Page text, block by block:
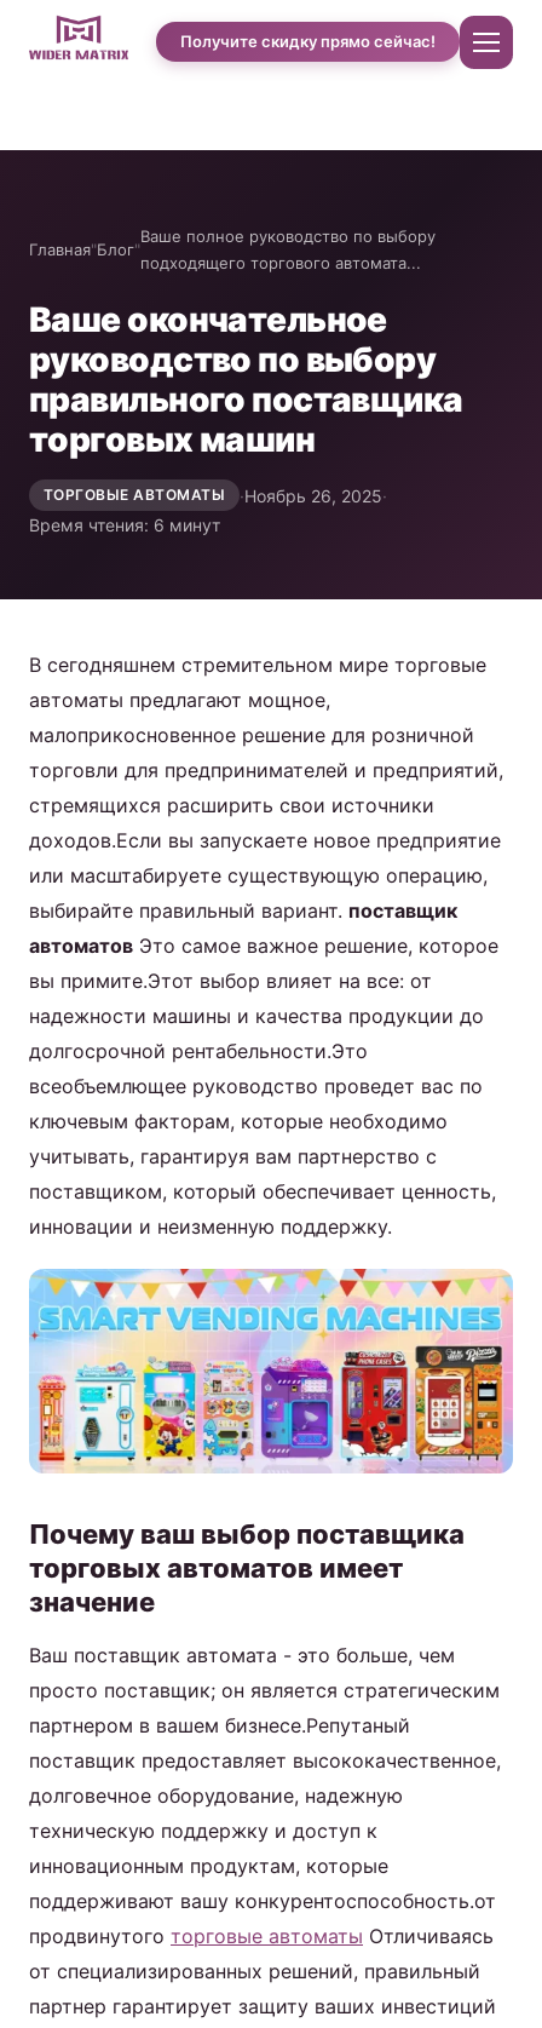
Главная
Магазин
Case studies of Cotton Candy
Автомат по продаже чехлов для телефонов
Машина для приготовления протеиновых
Свяжитесь с нами
Russian
English
Spanish
Arabic
Получите скидку прямо сейчас!
Главная"Блог"
Ваше полное руководство по выбору
подходящего торгового автомата...
Ваше окончательное
руководство по выбору
правильного поставщика
торговых машин
ТОРГОВЫЕ АВТОМАТЫ ·Ноябрь 26, 2025·
Время чтения: 6 минут
В сегодняшнем стремительном мире торговые
автоматы предлагают мощное,
малоприкосновенное решение для розничной
торговли для предпринимателей и предприятий,
стремящихся расширить свои источники
доходов.Если вы запускаете новое предприятие
или масштабируете существующую операцию,
выбирайте правильный вариант. поставщик
автоматов Это самое важное решение, которое
вы примите.Этот выбор влияет на все: от
надежности машины и качества продукции до
долгосрочной рентабельности.Это
всеобъемлющее руководство проведет вас по
ключевым факторам, которые необходимо
учитывать, гарантируя вам партнерство с
поставщиком, который обеспечивает ценность,
инновации и неизменную поддержку.
Почему ваш выбор поставщика
торговых автоматов имеет
значение
Ваш поставщик автомата - это больше, чем
просто поставщик; он является стратегическим
партнером в вашем бизнесе.Репутаный
поставщик предоставляет высококачественное,
долговечное оборудование, надежную
техническую поддержку и доступ к
инновационным продуктам, которые
поддерживают вашу конкурентоспособность.от
продвинутого торговые автоматы Отличиваясь
от специализированных решений, правильный
партнер гарантирует защиту ваших инвестиций